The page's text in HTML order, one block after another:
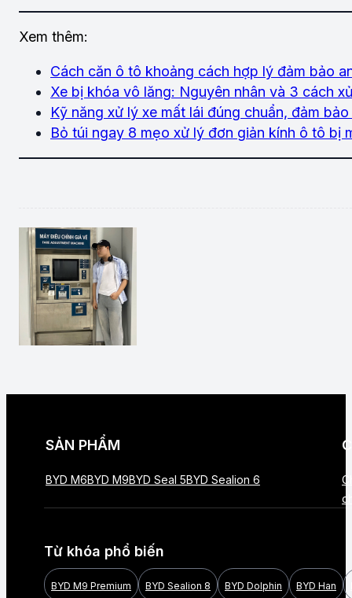
Xem thêm:
Cách căn ô tô khoảng cách hợp lý đảm bảo
Xe bị khóa vô lăng: Nguyên nhân và 3 cách
Kỹ năng xử lý xe mất lái đúng chuẩn, đảm
Bỏ túi ngay 8 mẹo xử lý đơn giản kính ô tô bị
SẢN PHẨM
BYD M6BYD M9BYD Seal 5BYD Sealion 6
Từ khóa phổ biến
BYD M9 Premium BYD Sealion 8 BYD Dolphin BYD Han